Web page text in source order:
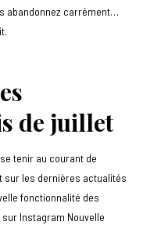
abandonnez carrément…
de juillet
tenir au courant de
sur les dernières actualités
fonctionnalité des
Instagram Nouvelle